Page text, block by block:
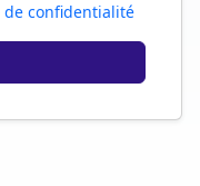
confidentialité